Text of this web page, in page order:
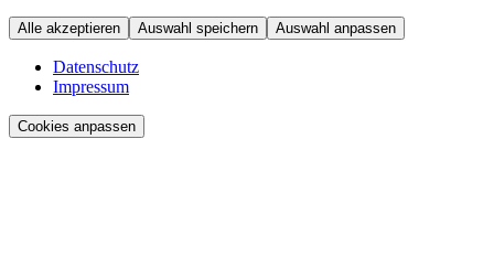
Alle akzeptieren Auswahl speichern Auswahl anpassen
Datenschutz
Impressum
Cookies anpassen